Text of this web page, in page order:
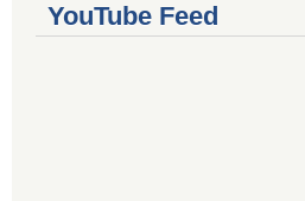
YouTube Feed